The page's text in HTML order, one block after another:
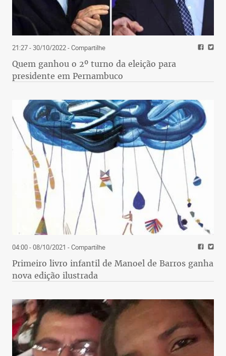
21:27 - 30/10/2022- Compartilhe
Quem ganhou o 2º turno da eleição para
presidente em Pernambuco
04:00 - 08/10/2021 - Compartilhe
Primeiro livro infantil de Manoel de Barros ganha
nova edição ilustrada